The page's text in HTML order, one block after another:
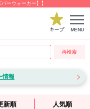
ーウォーカー】】
キープ MENU
再検索
情報
新順 人気順